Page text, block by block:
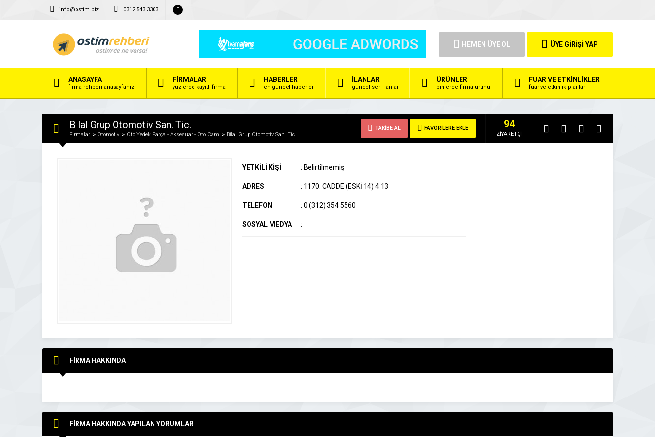
info@ostim.biz 0312 543 3303
HEMEN ÜYE OL ÜYE GİRİŞİ YAP
ANASAYFA
firma rehberi anasayfanız
FİRMALAR
yüzlerce kayıtlı firma
HABERLER
en güncel haberler
İLANLAR
güncel seri ilanlar
ÜRÜNLER
binlerce firma ürünü
FUAR VE ETKİNLİKLER
fuar ve etkinlik planları
Bilal Grup Otomotiv San. Tic.
Firmalar Otomotiv Oto Yedek Parça - Aksesuar - Oto Cam Bilal Grup Otomotiv San. Tic.
TAKİBE AL FAVORİLERE EKLE 94
ZİYARETÇİ
YETKİLİ KİŞİ : Belirtilmemiş
ADRES : 1170. CADDE (ESKİ 14) 4 13
TELEFON : 0 (312) 354 5560
SOSYAL MEDYA :
FİRMA HAKKINDA
FİRMA HAKKINDA YAPILAN YORUMLAR